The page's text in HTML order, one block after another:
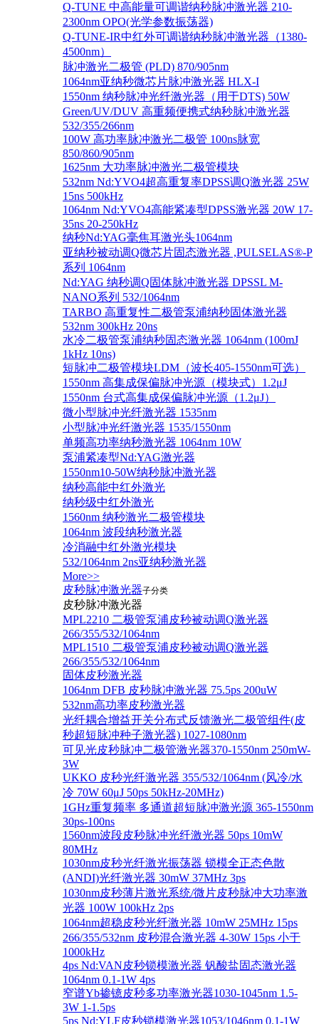
Q-TUNE 中高能量可调谐纳秒脉冲激光器 210-
2300nm OPO(光学参数振荡器)
Q-TUNE-IR中红外可调谐纳秒脉冲激光器（1380-
4500nm）
脉冲激光二极管 (PLD) 870/905nm
1064nm亚纳秒微芯片脉冲激光器 HLX-I
1550nm 纳秒脉冲光纤激光器（用于DTS) 50W
Green/UV/DUV 高重频便携式纳秒脉冲激光器
532/355/266nm
100W 高功率脉冲激光二极管 100ns脉宽
850/860/905nm
1625nm 大功率脉冲激光二极管模块
532nm Nd:YVO4超高重复率DPSS调Q激光器 25W
15ns 500kHz
1064nm Nd:YVO4高能紧凑型DPSS激光器 20W 17-
35ns 20-250kHz
纳秒Nd:YAG毫焦耳激光头1064nm
亚纳秒被动调Q微芯片固态激光器 ,PULSELAS®-P
系列 1064nm
Nd:YAG 纳秒调Q固体脉冲激光器 DPSSL M-
NANO系列 532/1064nm
TARBO 高重复性二极管泵浦纳秒固体激光器
532nm 300kHz 20ns
水冷二极管泵浦纳秒固态激光器 1064nm (100mJ
1kHz 10ns)
短脉冲二极管模块LDM（波长405-1550nm可选）
1550nm 高集成保偏脉冲光源（模块式）1.2μJ
1550nm 台式高集成保偏脉冲光源（1.2μJ）
微小型脉冲光纤激光器 1535nm
小型脉冲光纤激光器 1535/1550nm
单频高功率纳秒激光器 1064nm 10W
泵浦紧凑型Nd:YAG激光器
1550nm10-50W纳秒脉冲激光器
纳秒高能中红外激光
纳秒级中红外激光
1560nm 纳秒激光二极管模块
1064nm 波段纳秒激光器
冷消融中红外激光模块
532/1064nm 2ns亚纳秒激光器
More>>
皮秒脉冲激光器子分类
皮秒脉冲激光器
​MPL2210 二极管泵浦皮秒被动调Q激光器
266/355/532/1064nm
MPL1510 二极管泵浦皮秒被动调Q激光器
266/355/532/1064nm
固体皮秒激光器
1064nm DFB 皮秒脉冲激光器 75.5ps 200uW
532nm高功率皮秒激光器
光纤耦合增益开关分布式反馈激光二极管组件(皮
秒超短脉冲种子激光器) 1027-1080nm
可见光皮秒脉冲二极管激光器370-1550nm 250mW-
3W
UKKO 皮秒光纤激光器 355/532/1064nm (风冷/水
冷 70W 60μJ 50ps 50kHz-20MHz)
1GHz重复频率 多通道超短脉冲激光源 365-1550nm
30ps-100ns
1560nm波段皮秒脉冲光纤激光器 50ps 10mW
80MHz
1030nm皮秒光纤激光振荡器 锁模全正态色散
(ANDI)光纤激光器 30mW 37MHz 3ps
1030nm皮秒薄片激光系统/微片皮秒脉冲大功率激
光器 100W 100kHz 2ps
1064nm超稳皮秒光纤激光器 10mW 25MHz 15ps
266/355/532nm 皮秒混合激光器 4-30W 15ps 小于
1000kHz
4ps Nd:VAN皮秒锁模激光器 钒酸盐固态激光器
1064nm 0.1-1W 4ps
窄谱Yb掺镱皮秒多功率激光器1030-1045nm 1.5-
3W 1-1.5ps
5ps Nd:YLF皮秒锁模激光器1053/1046nm 0.1-1W